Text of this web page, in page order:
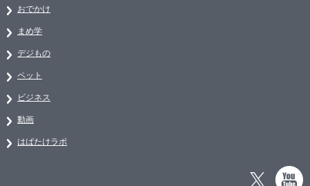
おでかけ
まめ学
デジもの
ペット
ビジネス
動画
はばたけラボ